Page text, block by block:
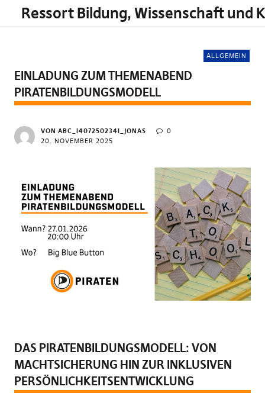
Ressort Bildung, Wissenschaft und
ALLGEMEIN
EINLADUNG ZUM THEMENABEND
PIRATENBILDUNGSMODELL
VON ABC_I407250234I_JONAS
20. NOVEMBER 2025
0
DAS PIRATENBILDUNGSMODELL: VON
MACHTSICHERUNG HIN ZUR INKLUSIVEN
PERSÖNLICHKEITSENTWICKLUNG